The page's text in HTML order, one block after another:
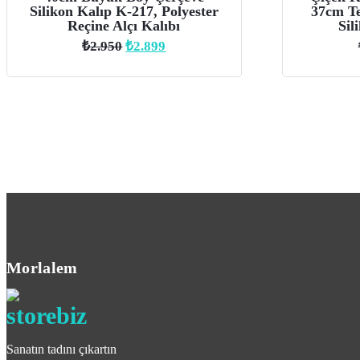
Silikon Kalıp K-217, Polyester
Reçine Alçı Kalıbı
₺2.950Orijinal
₺2.950.
₺2.899
fiyat:
37cm
Morlalem
Sanatın tadını çıkartın